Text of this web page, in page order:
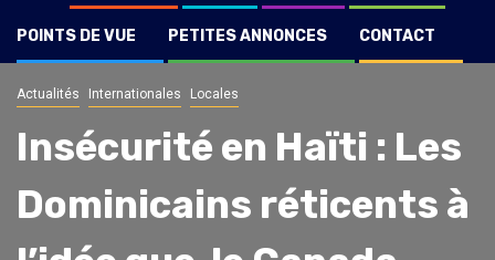
POINTS DE VUE PETITES ANNONCES CONTACT
Actualités Internationales Locales
Insécurité en Haïti : Les
Dominicains réticents à